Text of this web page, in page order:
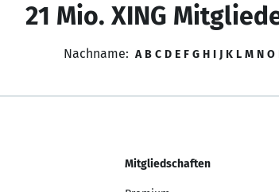
21 Mio. XING
Nachname: A B C D E F G H I J K L M N O
Mitgliedschaften